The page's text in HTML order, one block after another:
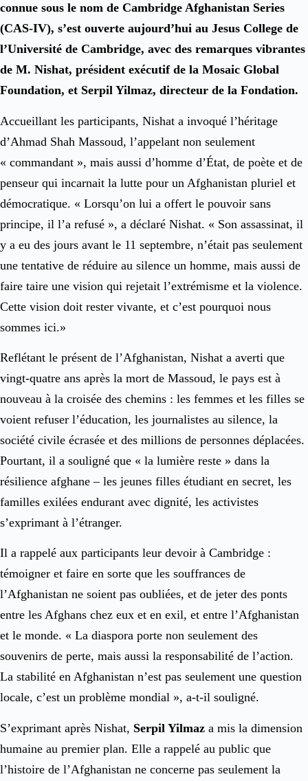
connue sous le nom de Cambridge Afghanistan Series
(CAS-IV), s’est ouverte aujourd’hui au Jesus College de
l’Université de Cambridge, avec des remarques vibrantes
de M. Nishat, président exécutif de la Mosaic Global
Foundation, et Serpil Yilmaz, directeur de la Fondation.
Accueillant les participants, Nishat a invoqué l’héritage
d’Ahmad Shah Massoud, l’appelant non seulement
« commandant », mais aussi d’homme d’État, de poète et de
penseur qui incarnait la lutte pour un Afghanistan pluriel et
démocratique. « Lorsqu’on lui a offert le pouvoir sans
principe, il l’a refusé », a déclaré Nishat. « Son assassinat, il
y a eu des jours avant le 11 septembre, n’était pas seulement
une tentative de réduire au silence un homme, mais aussi de
faire taire une vision qui rejetait l’extrémisme et la violence.
Cette vision doit rester vivante, et c’est pourquoi nous
sommes ici.»
Reflétant le présent de l’Afghanistan, Nishat a averti que
vingt-quatre ans après la mort de Massoud, le pays est à
nouveau à la croisée des chemins : les femmes et les filles se
voient refuser l’éducation, les journalistes au silence, la
société civile écrasée et des millions de personnes déplacées.
Pourtant, il a souligné que « la lumière reste » dans la
résilience afghane – les jeunes filles étudiant en secret, les
familles exilées endurant avec dignité, les activistes
s’exprimant à l’étranger.
Il a rappelé aux participants leur devoir à Cambridge :
témoigner et faire en sorte que les souffrances de
l’Afghanistan ne soient pas oubliées, et de jeter des ponts
entre les Afghans chez eux et en exil, et entre l’Afghanistan
et le monde. « La diaspora porte non seulement des
souvenirs de perte, mais aussi la responsabilité de l’action.
La stabilité en Afghanistan n’est pas seulement une question
locale, c’est un problème mondial », a-t-il souligné.
S’exprimant après Nishat, Serpil Yilmaz a mis la dimension
humaine au premier plan. Elle a rappelé au public que
l’histoire de l’Afghanistan ne concerne pas seulement la